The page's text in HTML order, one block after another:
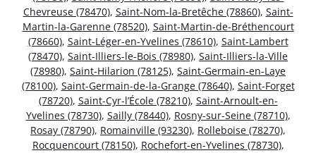
Chevreuse (78470), Saint-Nom-la-Bretêche (78860), Saint-
Martin-la-Garenne (78520), Saint-Martin-de-Bréthencourt
(78660), Saint-Léger-en-Yvelines (78610), Saint-Lambert
(78470), Saint-Illiers-le-Bois (78980), Saint-Illiers-la-Ville
(78980), Saint-Hilarion (78125), Saint-Germain-en-Laye
(78100), Saint-Germain-de-la-Grange (78640), Saint-Forget
(78720), Saint-Cyr-l’École (78210), Saint-Arnoult-en-
Yvelines (78730), Sailly (78440), Rosny-sur-Seine (78710),
Rosay (78790), Romainville (93230), Rolleboise (78270),
Rocquencourt (78150), Rochefort-en-Yvelines (78730),